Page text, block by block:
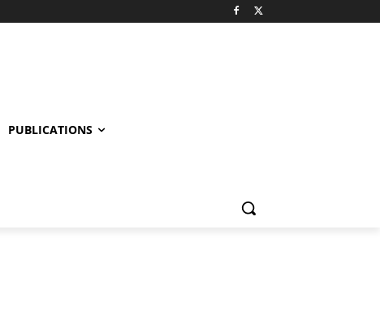
PUBLICATIONS